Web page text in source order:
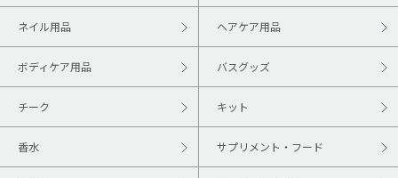
ネイル用品 ヘアケア用品
ボディケア用品 バスグッズ
チーク キット
香水 サプリメント・フード